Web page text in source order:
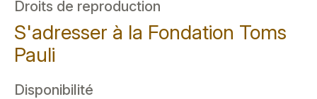
Droits de reproduction
S'adresser à la Fondation Toms
Pauli
Disponibilité